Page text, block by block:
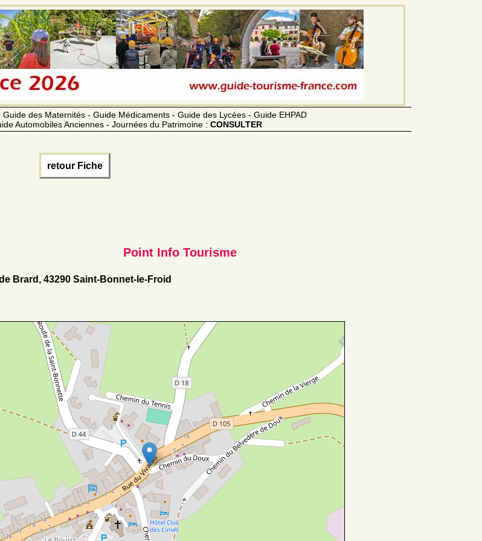
des Maternités - Guide Médicaments - Guide des Lycées - Guide EHPAD
Automobiles Anciennes - Journées du Patrimoine : CONSULTER
retour Fiche
Point Info Tourisme
Brard, 43290 Saint-Bonnet-le-Froid